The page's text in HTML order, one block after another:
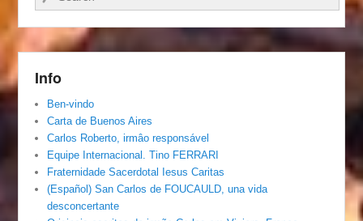
Info
Ben-vindo
Carta de Buenos Aires
Carlos Roberto, irmâo responsável
Equipe Internacional. Tino FERRARI
Fraternidade Sacerdotal Iesus Caritas
(Español) San Carlos de FOUCAULD, una vida
desconcertante